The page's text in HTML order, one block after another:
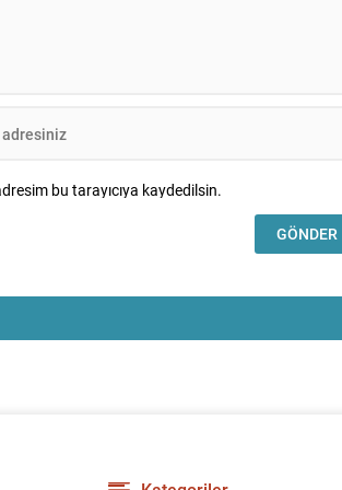
bu tarayıcıya kaydedilsin.